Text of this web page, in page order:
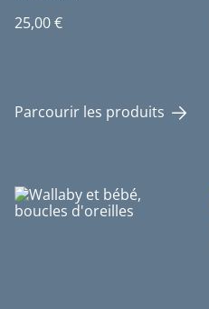
25,00 €
Parcourir les produits